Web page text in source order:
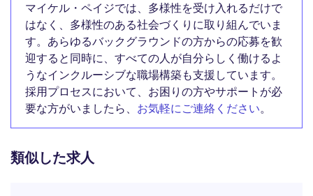
マイケル・ペイジでは、多様性を受け入れるだけで
はなく、多様性のある社会づくりに取り組んでいま
す。あらゆるバックグラウンドの方からの応募を歓
迎すると同時に、すべての人が自分らしく働けるよ
うなインクルーシブな職場構築も支援しています。
採用プロセスにおいて、お困りの方やサポートが必
要な方がいましたら、 お気軽にご連絡ください。
類似した求人